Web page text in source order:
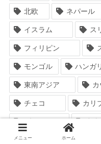
北欧 ネパール
イスラム ス
フィリピン
モンゴル ハンガ
東南アジア
チェコ カリ
ブルガリア
マレーシア
メニュー ホーム